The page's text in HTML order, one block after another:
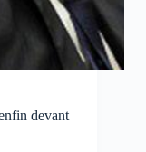
devant